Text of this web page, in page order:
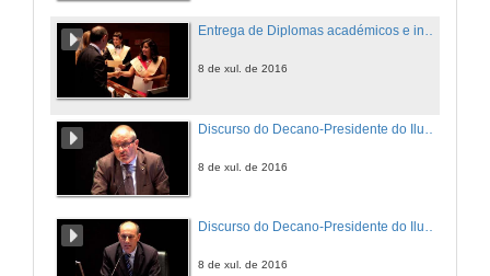
Entrega de Diplomas académicos e insignias á III Promoción do Grao en Enxeñaría da Enerxía, á III Promoción do Grao en Enxeñaría dos Recursos Mineiros e Enerxéticos e á I Promoción do Máster Universit
8 de xul. de 2016
8 de xul. de 2016
Discurso do Decano-Presidente do Ilustre Colexio Oficial de Enxeñeiros de Minas do Noroeste
8 de xul. de 2016